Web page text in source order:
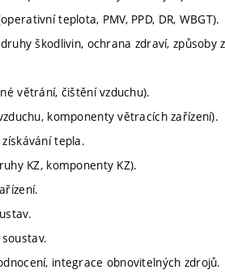
teplota, PMV, PPD, DR, WBGT).
škodlivin, ochrana zdraví, způsoby
větrání, čištění vzduchu).
komponenty větracích zařízení).
tepla.
KZ, komponenty KZ).
integrace obnovitelných zdrojů.